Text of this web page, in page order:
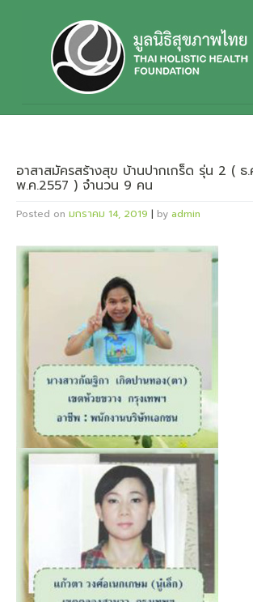
อาสาสมัครสร้างสุข บ้านปากเกร็ด รุ่น 2 ( ธ
พ.ค.2557 ) จำนวน 9 คน
Posted on มกราคม 14, 2019 | by admin